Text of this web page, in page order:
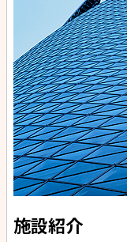
施設紹介